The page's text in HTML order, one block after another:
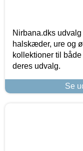
Nirbana.dks
halskæder, ure og
kollektioner til
deres udvalg.
Se